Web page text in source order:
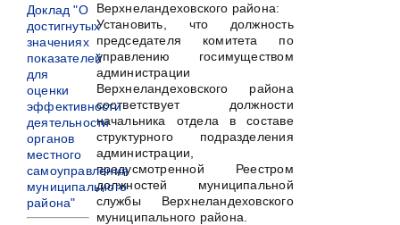
Верхнеландеховского района:
Установить, что должность
председателя комитета по
управлению госимуществом
администрации
Верхнеландеховского района
соответствует должности
начальника отдела в составе
структурного подразделения
администрации,
предусмотренной Реестром
должностей муниципальной
службы Верхнеландеховского
муниципального района.
Доклад "О
достигнутых
значениях
показателей
для
оценки
эффективности
деятельности
органов
местного
самоуправления
муниципального
района"